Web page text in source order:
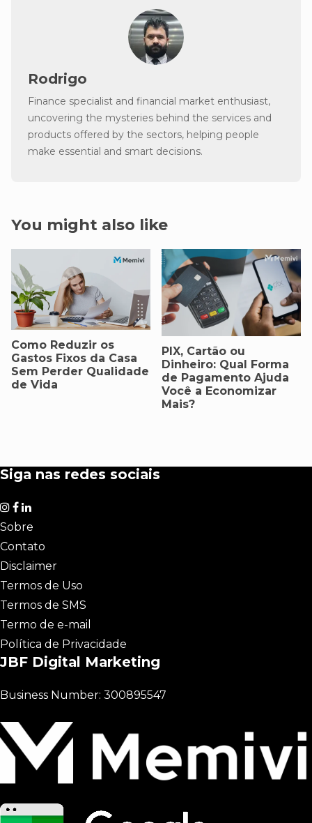
Rodrigo
Finance specialist and financial market enthusiast,
uncovering the mysteries behind the services and
products offered by the sectors, helping people
make essential and smart decisions.
You might also like
Como Reduzir os
Gastos Fixos da Casa
Sem Perder Qualidade
de Vida
PIX, Cartão ou
Dinheiro: Qual Forma
de Pagamento Ajuda
Você a Economizar
Mais?
Siga nas redes sociais
Sobre
Contato
Disclaimer
Termos de Uso
Termos de SMS
Termo de e-mail
Política de Privacidade
JBF Digital Marketing
Business Number: 300895547